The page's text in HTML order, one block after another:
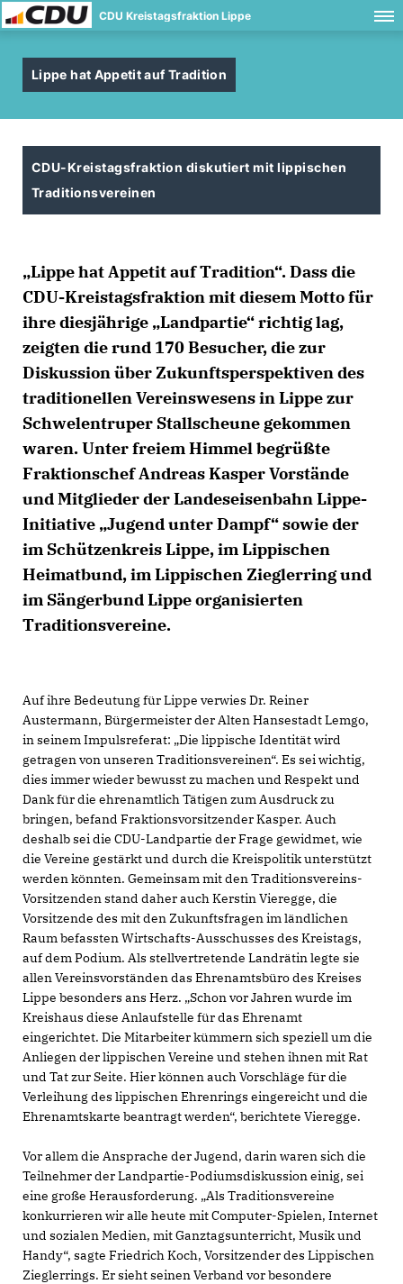
CDU Kreistagsfraktion Lippe
Lippe hat Appetit auf Tradition
CDU-Kreistagsfraktion diskutiert mit lippischen
Traditionsvereinen
Lippe hat Appetit auf Tradition“. Dass die
CDU-Kreistagsfraktion mit diesem Motto für
ihre diesjährige „Landpartie“ richtig lag,
zeigten die rund 170 Besucher, die zur
Diskussion über Zukunftsperspektiven des
traditionellen Vereinswesens in Lippe zur
Schwelentruper Stallscheune gekommen
waren. Unter freiem Himmel begrüßte
Fraktionschef Andreas Kasper Vorstände
und Mitglieder der Landeseisenbahn Lippe-
Initiative „Jugend unter Dampf“ sowie der
im Schützenkreis Lippe, im Lippischen
Heimatbund, im Lippischen Zieglerring und
im Sängerbund Lippe organisierten
Traditionsvereine.
Auf ihre Bedeutung für Lippe verwies Dr. Reiner
Austermann, Bürgermeister der Alten Hansestadt Lemgo,
in seinem Impulsreferat: „Die lippische Identität wird
getragen von unseren Traditionsvereinen“. Es sei wichtig,
dies immer wieder bewusst zu machen und Respekt und
Dank für die ehrenamtlich Tätigen zum Ausdruck zu
bringen, befand Fraktionsvorsitzender Kasper. Auch
deshalb sei die CDU-Landpartie der Frage gewidmet, wie
die Vereine gestärkt und durch die Kreispolitik unterstützt
werden könnten. Gemeinsam mit den Traditionsvereins-
Vorsitzenden stand daher auch Kerstin Vieregge, die
Vorsitzende des mit den Zukunftsfragen im ländlichen
Raum befassten Wirtschafts-Ausschusses des Kreistags,
auf dem Podium. Als stellvertretende Landrätin legte sie
allen Vereinsvorständen das Ehrenamtsbüro des Kreises
Lippe besonders ans Herz. „Schon vor Jahren wurde im
Kreishaus diese Anlaufstelle für das Ehrenamt
eingerichtet. Die Mitarbeiter kümmern sich speziell um die
Anliegen der lippischen Vereine und stehen ihnen mit Rat
und Tat zur Seite. Hier können auch Vorschläge für die
Verleihung des lippischen Ehrenrings eingereicht und die
Ehrenamtskarte beantragt werden“, berichtete Vieregge.
Vor allem die Ansprache der Jugend, darin waren sich die
Teilnehmer der Landpartie-Podiumsdiskussion einig, sei
eine große Herausforderung. „Als Traditionsvereine
konkurrieren wir alle heute mit Computer-Spielen, Internet
und sozialen Medien, mit Ganztagsunterricht, Musik und
Handy“, sagte Friedrich Koch, Vorsitzender des Lippischen
Zieglerrings. Er sieht seinen Verband vor besondere